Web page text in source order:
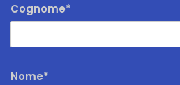
Cognome*
Nome*